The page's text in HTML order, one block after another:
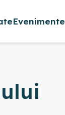
Evenimente